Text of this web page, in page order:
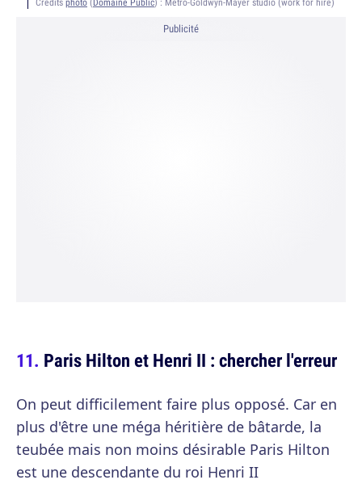
Publicité
Paris Hilton et Henri II : chercher l'erreur
On peut difficilement faire plus opposé. Car en
plus d'être une méga héritière de bâtarde, la
teubée mais non moins désirable Paris Hilton
est une descendante du roi Henri II